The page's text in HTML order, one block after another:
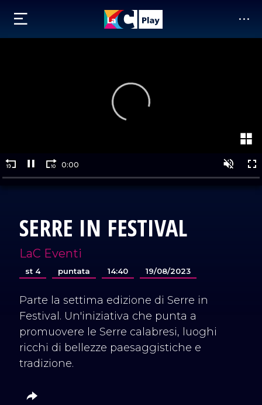
SERRE IN FESTIVAL
LaC Eventi
st 4 puntata 14:40 19/08/2023
Parte la settima edizione di Serre in
Festival. Un'iniziativa che punta a
promuovere le Serre calabresi, luoghi
ricchi di bellezze paesaggistiche e
tradizione.